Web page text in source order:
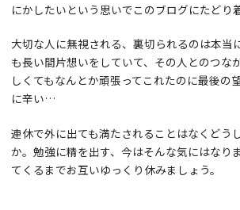
にかしたいという思いでこのブログにたどり
大切な人に無視される、裏切られるのは本
も長い間片想いをしていて、その人とのつな
しくてもなんとか頑張ってこれたのに最後の
に辛い…
連休で外に出ても満たされることはなくどう
か。勉強に精を出す、今はそんな気にはなり
てくるまでお互いゆっくり休みましょう。